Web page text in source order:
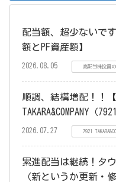
配当額、超少ないで
額とPF資産額】
2026.08.05 高配当株投資
順調、結構増配！！
TAKARA&COMPANY（
2026.07.27 7921
累進配当は継続！タ
（新というか更新・